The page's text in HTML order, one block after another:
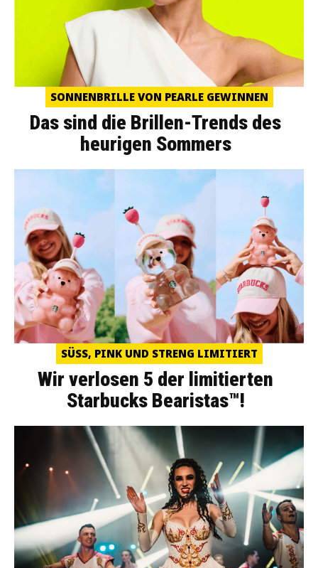
SONNENBRILLE VON PEARLE GEWINNEN
Das sind die Brillen-Trends des
heurigen Sommers
SÜSS, PINK UND STRENG LIMITIERT
Wir verlosen 5 der limitierten
Starbucks Bearistas™!